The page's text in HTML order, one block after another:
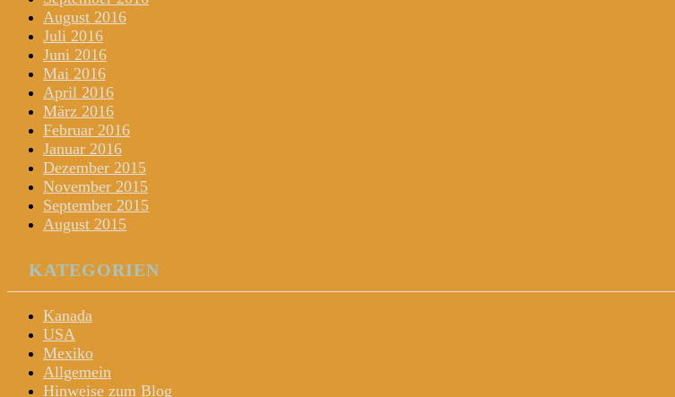
August 2016
Juli 2016
Juni 2016
Mai 2016
April 2016
März 2016
Februar 2016
Januar 2016
Dezember 2015
November 2015
September 2015
August 2015
KATEGORIEN
Kanada
USA
Mexiko
Allgemein
Hinweise zum Blog